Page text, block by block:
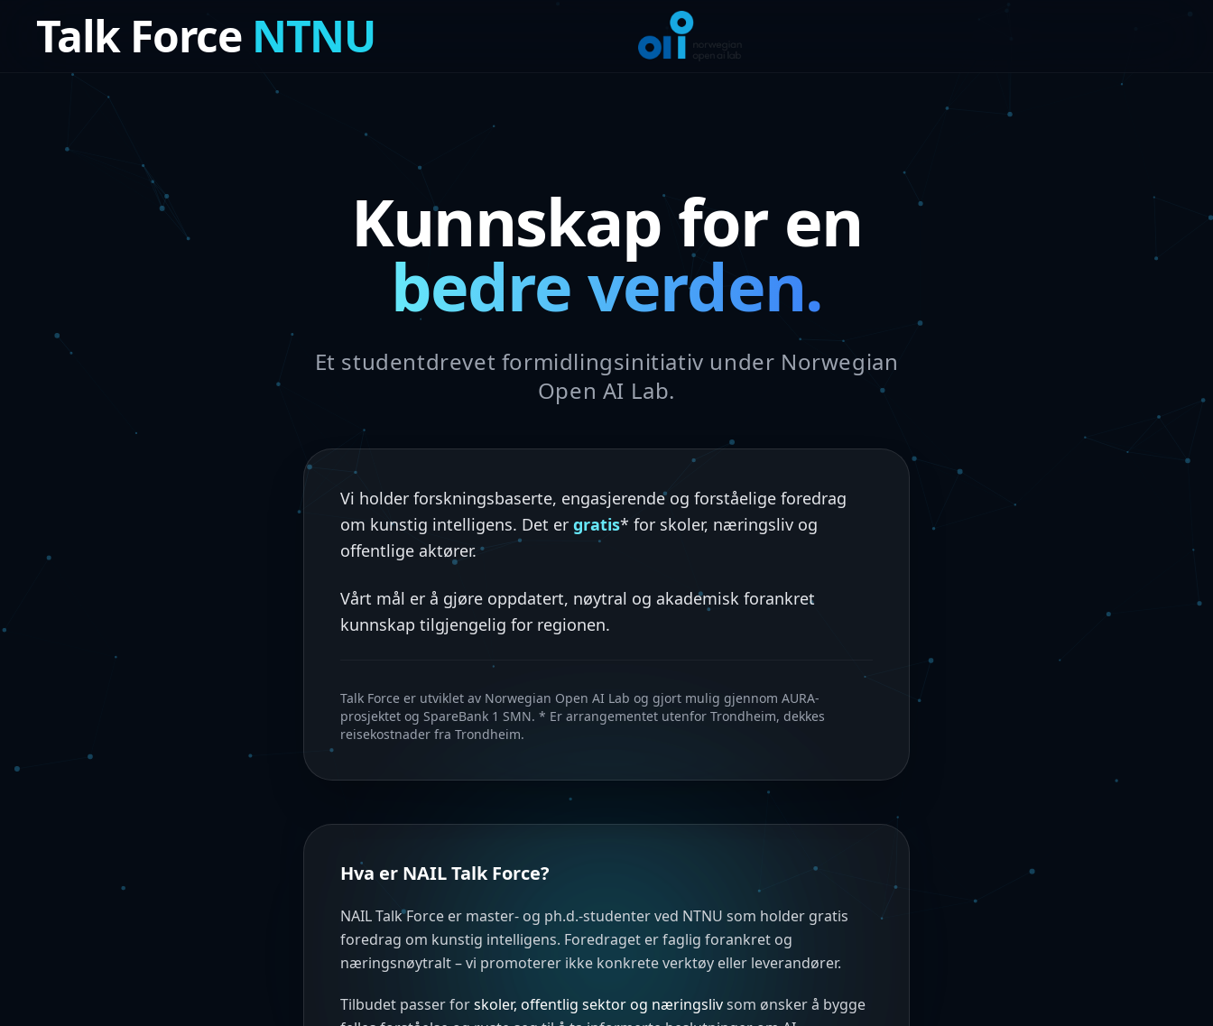
Talk Force NTNU
Kunnskap for en
bedre verden.
Et studentdrevet formidlingsinitiativ under Norwegian
Open AI Lab.
Vi holder forskningsbaserte, engasjerende og forståelige foredrag
om kunstig intelligens. Det er gratis* for skoler, næringsliv og
offentlige aktører.
Vårt mål er å gjøre oppdatert, nøytral og akademisk forankret
kunnskap tilgjengelig for regionen.
Talk Force er utviklet av Norwegian Open AI Lab og gjort mulig gjennom AURA-
prosjektet og SpareBank 1 SMN. * Er arrangementet utenfor Trondheim, dekkes
reisekostnader fra Trondheim.
Hva er NAIL Talk Force?
NAIL Talk Force er master- og ph.d.-studenter ved NTNU som holder gratis
foredrag om kunstig intelligens. Foredraget er faglig forankret og
næringsnøytralt – vi promoterer ikke konkrete verktøy eller leverandører.
Tilbudet passer forskoler, offentlig sektor og næringslivsom ønsker å bygge